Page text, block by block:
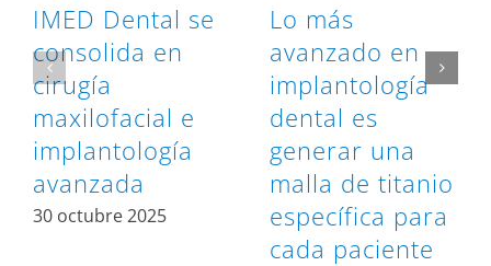
IMED Dental se
consolida en
cirugía
maxilofacial e
implantología
avanzada
30 octubre 2025
Lo más
avanzado en
implantología
dental es
generar una
malla de titanio
específica para
cada paciente